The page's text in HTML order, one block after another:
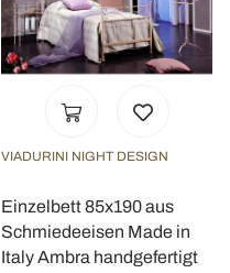
VIADURINI NIGHT DESIGN
Einzelbett 85x190 aus
Schmiedeeisen Made in
Italy Ambra handgefertigt